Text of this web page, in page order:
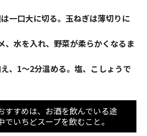
一口大に切る。玉ねぎは薄切りに
水を入れ、野菜が柔らかくなるま
、1～2分温める。塩、こしょうで
すすめは、お酒を飲んでいる途
でいちどスープを飲むこと。